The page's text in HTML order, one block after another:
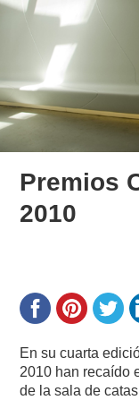
Premios
2010
En su cuarta
2010 han recaído
de la sala de